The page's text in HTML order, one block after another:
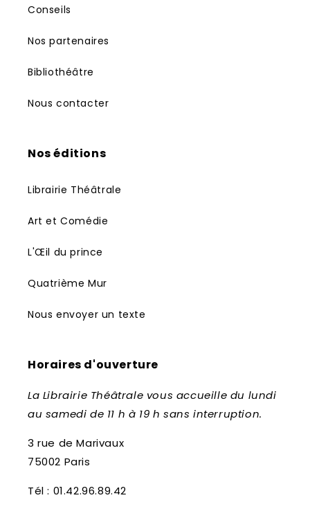
Conseils
Nos partenaires
Bibliothéâtre
Nous contacter
Nos éditions
Librairie Théâtrale
Art et Comédie
L'Œil du prince
Quatrième Mur
Nous envoyer un texte
Horaires d'ouverture
La Librairie Théâtrale vous accueille du lundi
au samedi de 11 h à 19 h sans interruption.
3 rue de Marivaux
75002 Paris
Tél : 01.42.96.89.42